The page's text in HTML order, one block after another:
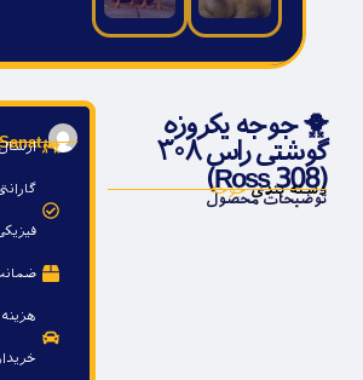
🐥 جوجه یکروزه
گوشتی راس ۳۰۸
(Ross 308)
دسته بندی جوجه
توضیحات محصول
خریدار